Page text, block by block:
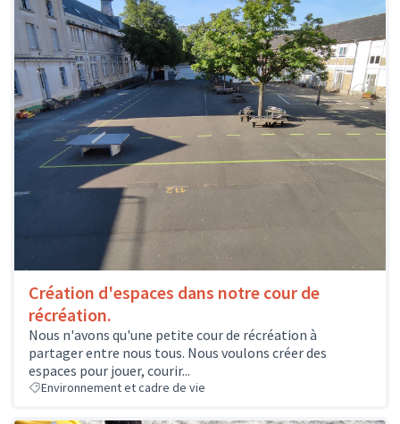
Création d'espaces dans notre cour de
récréation.
Nous n'avons qu'une petite cour de récréation à
partager entre nous tous. Nous voulons créer des
espaces pour jouer, courir...
Environnement et cadre de vie